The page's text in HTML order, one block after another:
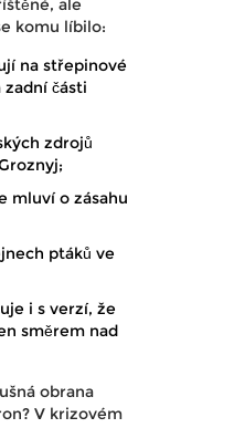
ale
komu líbilo:
na střepinové
části
zdrojů
mluví o zásahu
ptáků ve
i s verzí, že
směrem nad
obrana
V krizovém